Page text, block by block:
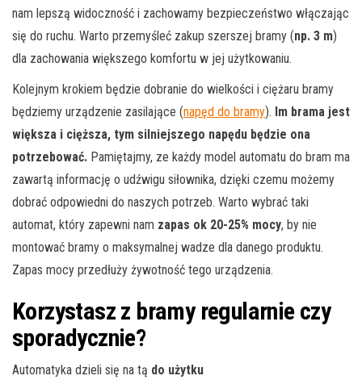
nam lepszą widoczność i zachowamy bezpieczeństwo włączając
się do ruchu. Warto przemyśleć zakup szerszej bramy (np. 3 m)
dla zachowania większego komfortu w jej użytkowaniu.
Kolejnym krokiem będzie dobranie do wielkości i ciężaru bramy
będziemy urządzenie zasilające (napęd do bramy). Im brama jest
większa i cięższa, tym silniejszego napędu będzie ona
potrzebować. Pamiętajmy, ze każdy model automatu do bram ma
zawartą informację o udźwigu siłownika, dzięki czemu możemy
dobrać odpowiedni do naszych potrzeb. Warto wybrać taki
automat, który zapewni nam zapas ok 20-25% mocy, by nie
montować bramy o maksymalnej wadze dla danego produktu.
Zapas mocy przedłuży żywotność tego urządzenia.
Korzystasz z bramy regularnie czy
sporadycznie?
Automatyka dzieli się na tą do użytku